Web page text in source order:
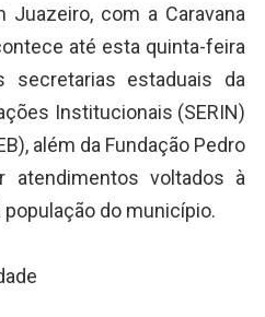
Juazeiro, com a Caravana
até esta quinta-feira
secretarias estaduais da
Institucionais (SERIN)
além da Fundação Pedro
atendimentos voltados à
do município.